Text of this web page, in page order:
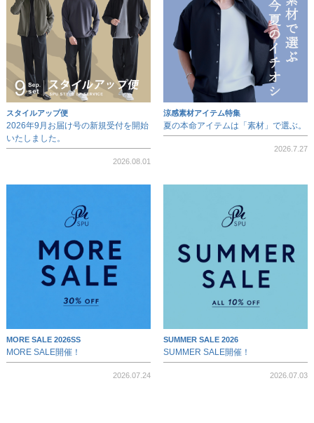
スタイルアップ便
2026年9月お届け号の新規受付を開始
いたしました。
2026.08.01
涼感素材アイテム特集
夏の本命アイテムは「素材」で選ぶ。
2026.7.27
MORE SALE 2026SS
MORE SALE開催！
2026.07.24
SUMMER SALE 2026
SUMMER SALE開催！
2026.07.03